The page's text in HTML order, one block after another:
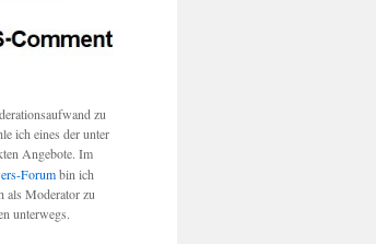
zu
ich eines der unter
Angebote. Im
Forumbin ich
als Moderator zu
unterwegs.